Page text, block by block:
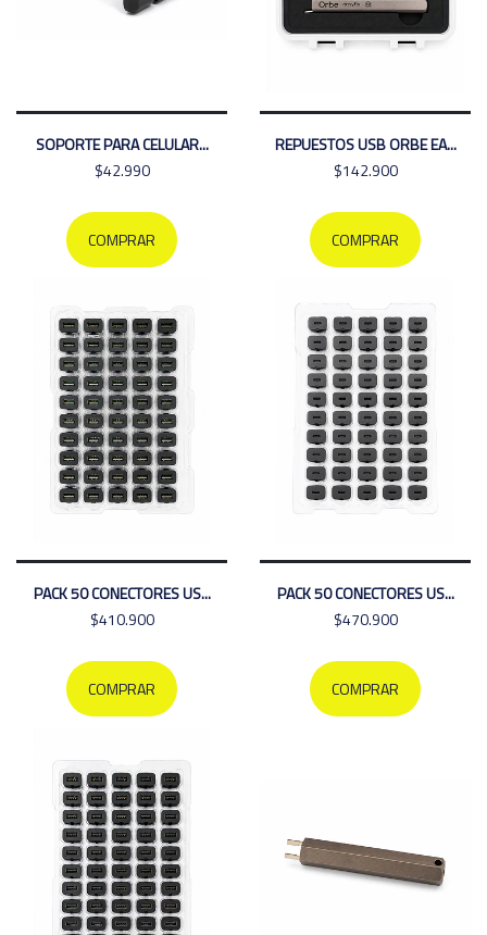
SOPORTE PARA CELULAR...
$42.990
COMPRAR
REPUESTOS USB ORBE EA...
$142.900
COMPRAR
PACK 50 CONECTORES US...
$410.900
COMPRAR
PACK 50 CONECTORES US...
$470.900
COMPRAR